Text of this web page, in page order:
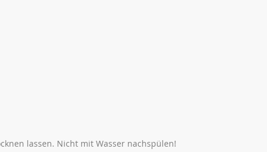
lassen. Nicht mit Wasser nachspülen!